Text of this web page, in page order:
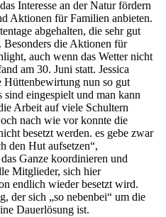
Interesse an der Natur fördern
Aktionen für Familien anbieten.
abgehalten, die sehr gut
Besonders die Aktionen für
auch wenn das Wetter nicht
am 30. Juni statt. Jessica
nun so gut
eingespielt und man kann
Arbeit auf viele Schultern
nach wie vor konnte die
besetzt werden. es gebe zwar
den Hut aufsetzen“,
Ganze koordinieren und
Mitglieder, sich hier
endlich wieder besetzt wird.
der sich „so nebenbei“ um die
Dauerlösung ist.